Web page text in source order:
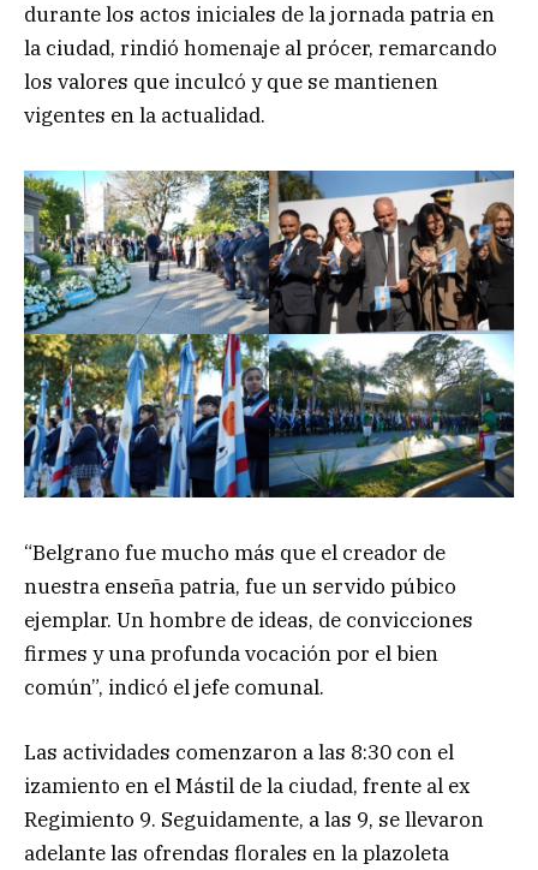
durante los actos iniciales de la jornada patria en
la ciudad, rindió homenaje al prócer, remarcando
los valores que inculcó y que se mantienen
vigentes en la actualidad.
“Belgrano fue mucho más que el creador de
nuestra enseña patria, fue un servido púbico
ejemplar. Un hombre de ideas, de convicciones
firmes y una profunda vocación por el bien
común”, indicó el jefe comunal.
Las actividades comenzaron a las 8:30 con el
izamiento en el Mástil de la ciudad, frente al ex
Regimiento 9. Seguidamente, a las 9, se llevaron
adelante las ofrendas florales en la plazoleta